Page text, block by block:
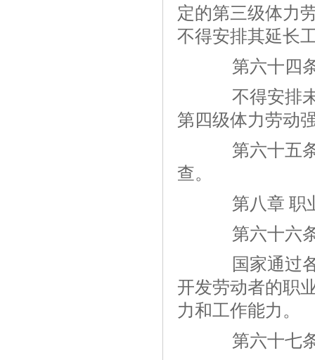
定的第三级体力
不得安排其延长
第六十四
不得安排未
第四级体力劳动
第六十五条
查。
第八章 职
第六十六
国家通过各
开发劳动者的职
力和工作能力。
第六十七